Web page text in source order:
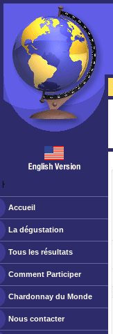
ￂﾠ
Accueil
La dégustation
Tous les résultats
Comment Participer
Chardonnay du Monde
Nous contacter